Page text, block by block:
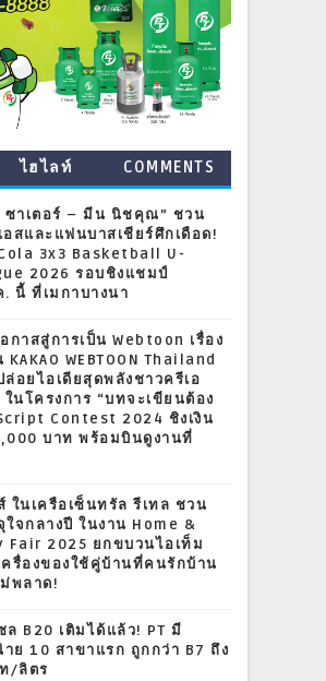
ไฮไลท์ COMMENTS
ซาเตอร์ – มีน นิชคุณ” ชวน
อสและแฟนบาสเชียร์ศึกเดือด!
3x3 Basketball U-
2026 รอบชิงแชมป์
นี้ ที่เมกาบางนา
กาสสู่การเป็น Webtoon เรื่อง
KAKAO WEBTOON Thailand
อยไอเดียสุดพลังชาวครีเอ
ในโครงการ “บทจะเขียนต้อง
Contest 2024 ชิงเงิน
บาท พร้อมบินดูงานที่
ในเครือเซ็นทรัล รีเทล ชวน
ใจกลางปี ในงาน Home &
Fair 2025 ยกขบวนไอเท็ม
ครื่องของใช้คู่บ้านที่คนรักบ้าน
พลาด!
ล B20 เติมได้แล้ว! PT มี
าย 10 สาขาแรก ถูกกว่า B7 ถึง
/ลิตร